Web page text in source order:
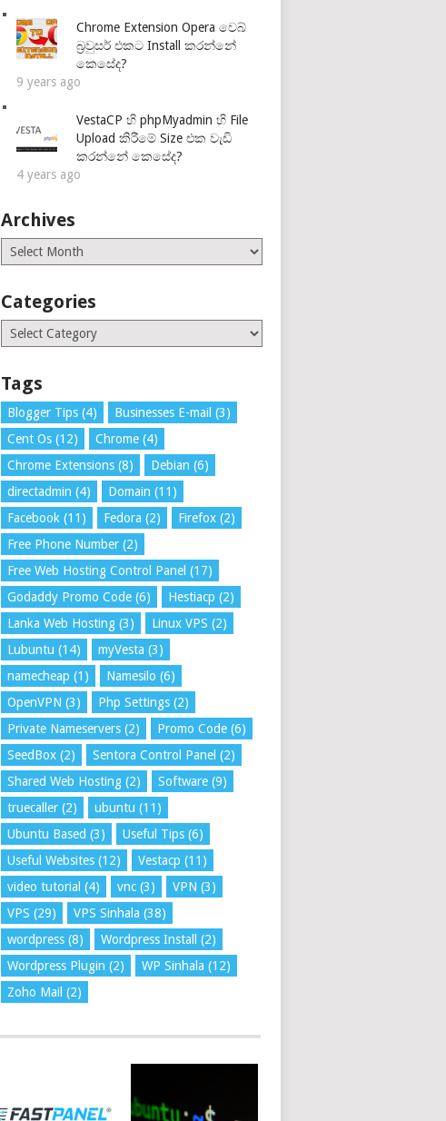
Chrome Extension Opera වෙබ්
බ්‍රවුසර් එකට Install කරන්නේ
කෙසේද?
9 years ago
VestaCP හි phpMyadmin හි File
Upload කිරීමේ Size එක වැඩි
කරන්නේ කෙසේද?
4 years ago
Archives
Archives
Categories
Categories
Tags
Blogger Tips (4) Businesses E-mail (3)
Cent Os (12) Chrome (4)
Chrome Extensions (8) Debian (6)
directadmin (4) Domain (11)
Facebook (11) Fedora (2) Firefox (2)
Free Phone Number (2)
Free Web Hosting Control Panel (17)
Godaddy Promo Code (6) Hestiacp (2)
Lanka Web Hosting (3) Linux VPS (2)
Lubuntu (14) myVesta (3)
namecheap (1) Namesilo (6)
OpenVPN (3) Php Settings (2)
Private Nameservers (2) Promo Code (6)
SeedBox (2) Sentora Control Panel (2)
Shared Web Hosting (2) Software (9)
truecaller (2) ubuntu (11)
Ubuntu Based (3) Useful Tips (6)
Useful Websites (12) Vestacp (11)
video tutorial (4) vnc (3) VPN (3)
VPS (29) VPS Sinhala (38)
wordpress (8) Wordpress Install
(2)
Wordpress Plugin (2) WP Sinhala (12)
Zoho Mail (2)